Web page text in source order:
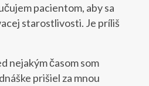
pacientom, aby sa
starostlivosti. Je príliš
nejakým časom som
prišiel za mnou